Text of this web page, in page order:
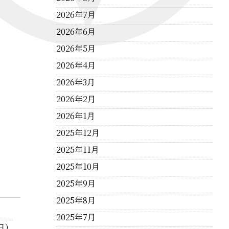
2026年7月
2026年6月
2026年5月
2026年4月
2026年3月
2026年2月
2026年1月
2025年12月
2025年11月
2025年10月
2025年9月
2025年8月
2025年7月